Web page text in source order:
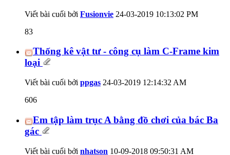
Viết bài cuối bởi Fusionvie 24-03-2019 10:13:02 PM
83
Thống kê vật tư - công cụ làm C-Frame kim
loại
Viết bài cuối bởi ppgas 24-03-2019 12:14:32 AM
606
Em tập làm trục A bằng đồ chơi của bác Ba
gác
Viết bài cuối bởi nhatson 10-09-2018 09:50:31 AM